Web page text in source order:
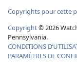
Copyrights pour cette
Copyright© 2026
Pennsylvania.
CONDITIONS
PARAMÈTRES DE